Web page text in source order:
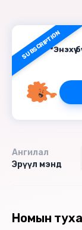
SUBSCRIPTION*Энэхүү
Ангилал
Эрүүл мэнд
Номын